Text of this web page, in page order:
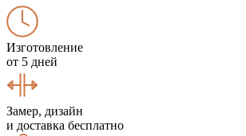
Изготовление
от 5 дней
Замер, дизайн
и доставка бесплатно